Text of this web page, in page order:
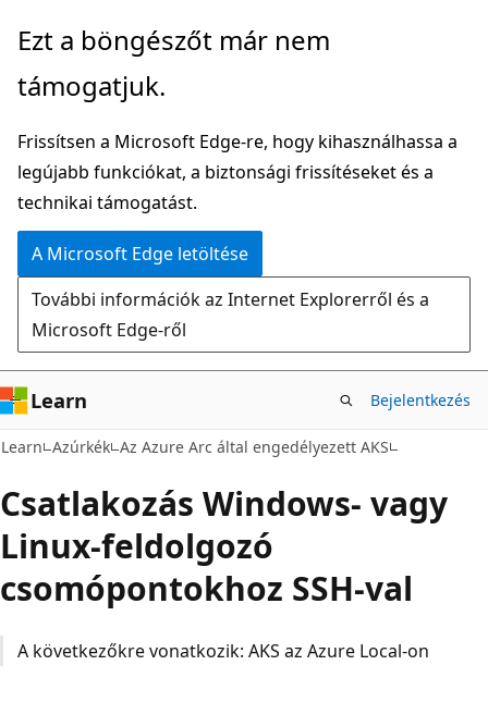
Ugrás
fő
Ezt a böngészőt már nem
támogatjuk.
Frissítsen a Microsoft Edge-re, hogy kihasználhassa a
legújabb funkciókat, a biztonsági frissítéseket és a
technikai támogatást.
A Microsoft Edge letöltése
További információk az Internet Explorerről és a
Microsoft Edge-ről
Learn Bejelentkezés
Learn Azúrkék Az Azure Arc által engedélyezett AKS
Csatlakozás Windows- vagy
Linux-feldolgozó
csomópontokhoz SSH-val
A következőkre vonatkozik: AKS az Azure Local-on